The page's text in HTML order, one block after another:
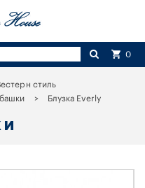
0
стиль
Блузка Everly